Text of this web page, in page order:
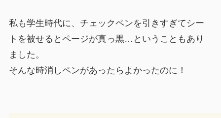
私も学生時代に、チェックペンを引きすぎてシー
トを被せるとページが真っ黒…ということもあり
ました。
そんな時消しペンがあったらよかったのに！